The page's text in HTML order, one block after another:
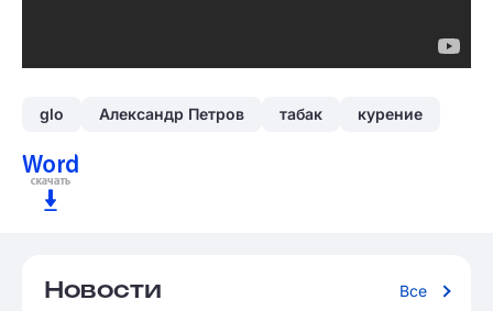
glo Александр Петров табак курение
Новости Все